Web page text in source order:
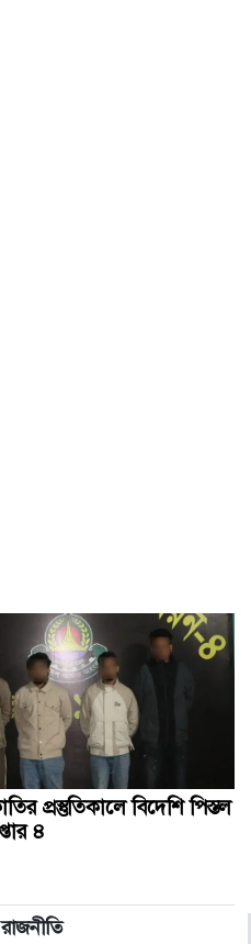
অতিথিদের সঙ্গে উপদেষ্টাদের
জন্য দোয়া অনুষ্ঠিত
৫০ প্লাটুন আনসার ও টিডিপি
হয়ে একজনের মৃত্যু
প্রস্তুতিকালে বিদেশি পিস্তল
৪
রাজনীতি